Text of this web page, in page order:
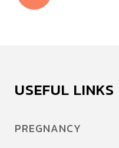
USEFUL LINKS
PREGNANCY